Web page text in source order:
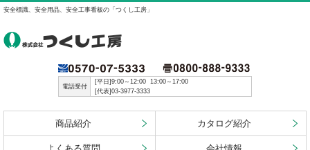
安全標識、安全用品、安全工事看板の「つくし工房」
電話受付
[平日]9:00～12:00 13:00～17:00
[代表]03-3977-3333
商品紹介 カタログ紹介